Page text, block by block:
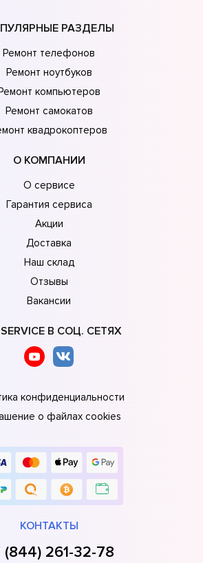
РАЗДЕЛЫ
Ремонт телефонов
Ремонт ноутбуков
компьютеров
Ремонт самокатов
квадрокоптеров
О КОМПАНИИ
О сервисе
Гарантия сервиса
Акции
Доставка
Наш склад
Отзывы
Вакансии
В СОЦ. СЕТЯХ
конфиденциальности
о файлах cookies
КОНТАКТЫ
(844) 261-32-78